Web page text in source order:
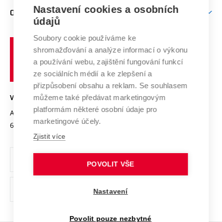
E-přihláška
Doktorské studium
Podpora podnikání
Mezinárodní vědecká rada
Systém zajišťování kvality výzkumu
Výzkumné infrastruktury
Transfer znalostí
Open Science
Projekty
Projekty ze strukturálních fondů
Specifický výzkum
Zahraniční spolupráce
Spolupráce se školami
Služby univerzity
Mezinárodní dohody
Univerzitní sítě
O UNIVERZITĚ
Profil univerzity
Udržitelná univerzita
Podnikavá univerzita / ContriBUTe
Bezpečná univerzita
Vyznamenání
Organizační struktura
Ochrana osobních údajů
odkaz)
učení
technické
VYSOKÉ UČENÍ TECHNICKÉ V BRNĚ
Antonínská 548/1
602 00 Brno
www.vut.cz
vut@vutbr.cz
Nastavení cookies a osobních
údajů
Soubory cookie používáme ke
shromažďování a analýze informací o výkonu
a používání webu, zajištění fungování funkcí
ze sociálních médií a ke zlepšení a
přizpůsobení obsahu a reklam. Se souhlasem
můžeme také předávat marketingovým
platformám některé osobní údaje pro
marketingové účely.
Zjistit více
POVOLIT VŠE
Nastavení
Povolit pouze nezbytné